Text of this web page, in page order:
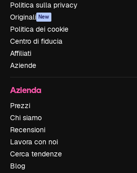
Politica sulla privacy
Originali New
Politica dei cookie
Centro di fiducia
Affiliati
Aziende
Azienda
Prezzi
Chi siamo
Recensioni
Lavora con noi
Cerca tendenze
Blog